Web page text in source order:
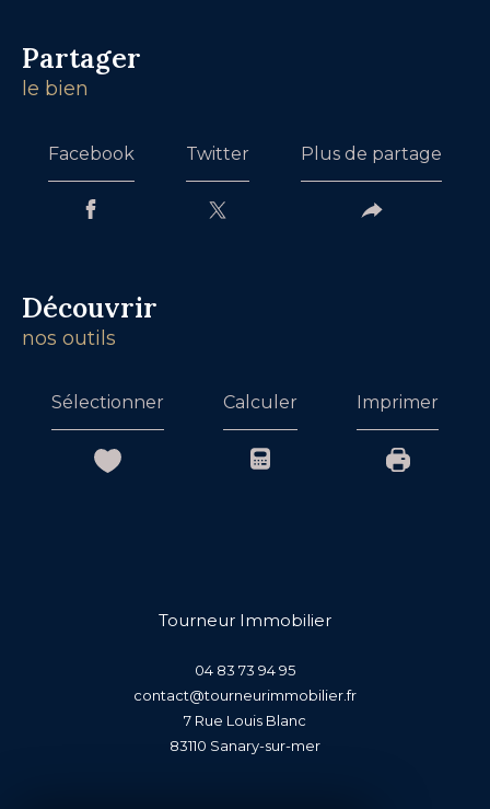
partager
le bien
Facebook Twitter Plus de partage
découvrir
nos outils
Sélectionner Calculer Imprimer
Tourneur Immobilier
04 83 73 94 95
contact@tourneurimmobilier.fr
7 Rue Louis Blanc
83110
sanary-sur-mer